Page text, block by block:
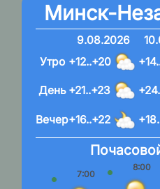
Минск-
9.08.2026
+12..+20
+21..+23
+16..+22
Вечер
День
Утро
7:00
8:00